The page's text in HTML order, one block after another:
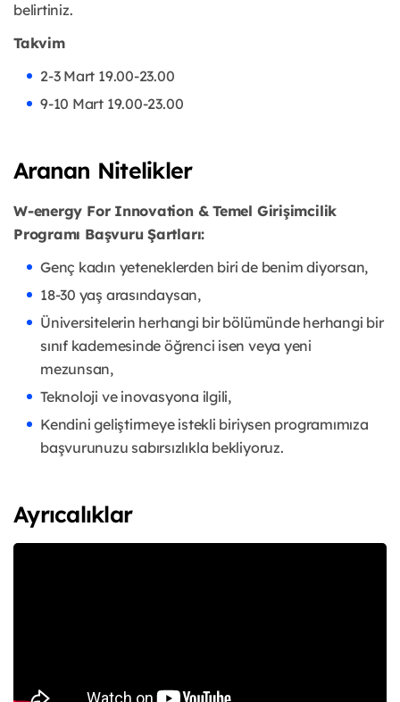
belirtiniz.
Takvim
2-3 Mart 19.00-23.00
9-10 Mart 19.00-23.00
Aranan Nitelikler
W-energy For Innovation & Temel Girişimcilik
Programı Başvuru Şartları:
Genç kadın yeteneklerden biri de benim diyorsan,
18-30 yaş arasındaysan,
Üniversitelerin herhangi bir bölümünde herhangi bir
sınıf kademesinde öğrenci isen veya yeni
mezunsan,
Teknoloji ve inovasyona ilgili,
Kendini geliştirmeye istekli biriysen programımıza
başvurunuzu sabırsızlıkla bekliyoruz.
Ayrıcalıklar